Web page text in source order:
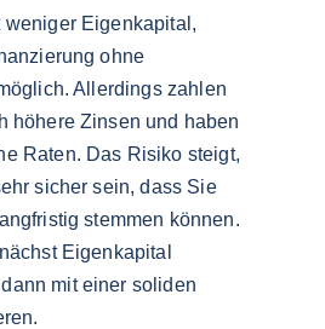
weniger Eigenkapital,
ohne
Allerdings zahlen
höhere Zinsen und haben
Raten. Das Risiko steigt,
sicher sein, dass Sie
stemmen können.
Eigenkapital
mit einer soliden